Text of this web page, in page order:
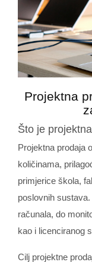
Projektna
Što je
Projektna prodaja
količinama,
primjerice škola,
poslovnih
računala, do
kao i licenciranog
Cilj projektne